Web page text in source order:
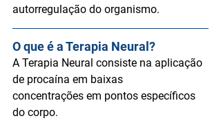
autorregulação do organismo.
O que é a Terapia Neural?
A Terapia Neural consiste na aplicação
de procaína em baixas
concentrações em pontos específicos
do corpo.